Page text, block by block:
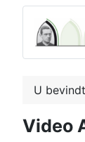
U
Video